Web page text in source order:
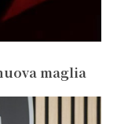
maglia